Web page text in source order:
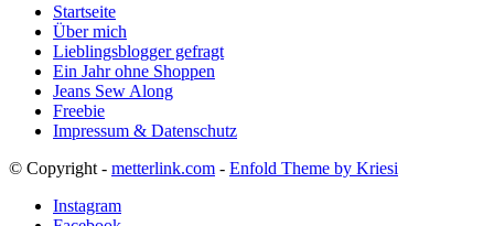
Startseite
Über mich
Lieblingsblogger gefragt
Ein Jahr ohne Shoppen
Jeans Sew Along
Freebie
Impressum & Datenschutz
© Copyright - metterlink.com - Enfold Theme by Kriesi
Instagram